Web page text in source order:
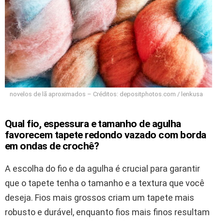
novelos de lã aproximados – Créditos: depositphotos.com / lenkusa
Qual fio, espessura e tamanho de agulha
favorecem tapete redondo vazado com borda
em ondas de crochê?
A escolha do fio e da agulha é crucial para garantir
que o tapete tenha o tamanho e a textura que você
deseja. Fios mais grossos criam um tapete mais
robusto e durável, enquanto fios mais finos resultam